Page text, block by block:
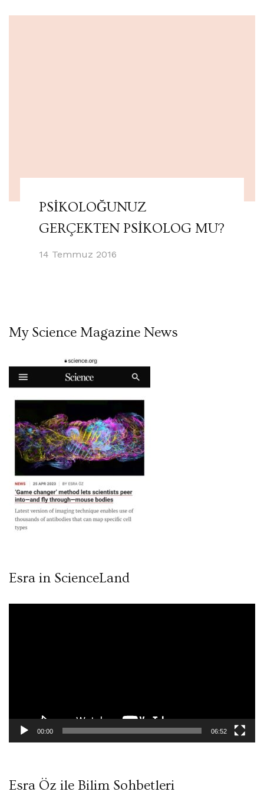
PSİKOLOĞUNUZ
GERÇEKTEN PSİKOLOG MU?
14 Temmuz 2016
My Science Magazine News
Esra in ScienceLand
00:00 06:52
Esra Öz ile Bilim Sohbetleri